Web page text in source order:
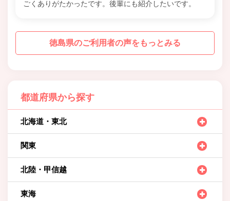
ごくありがたかったです。後輩にも紹介したいです。
徳島県のご利用者の声をもっとみる
都道府県から探す
北海道・東北
関東
北陸・甲信越
東海